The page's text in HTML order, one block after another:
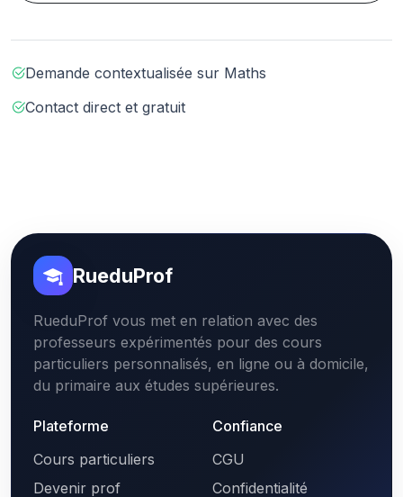
Demande contextualisée sur Maths
Contact direct et gratuit
RueduProf
RueduProf vous met en relation avec des
professeurs expérimentés pour des cours
particuliers personnalisés, en ligne ou à domicile,
du primaire aux études supérieures.
Plateforme
Cours particuliers
Devenir prof
Confiance
CGU
Confidentialité